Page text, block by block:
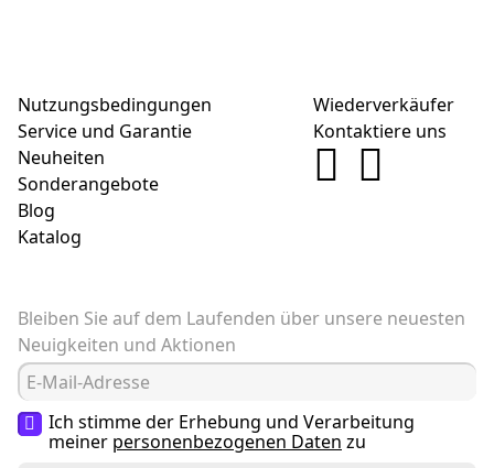
Nutzungsbedingungen
Service und Garantie
Neuheiten
Sonderangebote
Blog
Katalog
Wiederverkäufer
Kontaktiere uns
Bleiben Sie auf dem Laufenden über unsere neuesten
Neuigkeiten und Aktionen
Ich stimme der Erhebung und Verarbeitung
meiner personenbezogenen Daten zu